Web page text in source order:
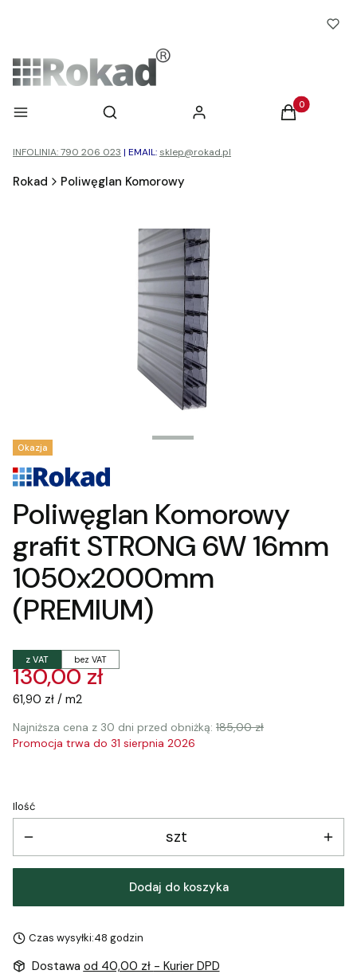
Menu Otwórz wyszukiwarkę
Szukaj Zaloguj się Produkty w
Koszyk
INFOLINIA: 790 206 023 | EMAIL: sklep@rokad.pl
Rokad Poliwęglan Komorowy
Tagi produktu
Okazja
Poliwęglan Komorowy
grafit STRONG 6W 16mm
1050x2000mm
(PREMIUM)
z VAT bez VAT
130,00 zł
61,90 zł / m2
Najniższa cena z 30 dni przed obniżką: 185,00 zł
Promocja trwa do 31 sierpnia 2026
Ilość
szt
Dodaj do koszyka
Czas wysyłki:48 godzin
Dostawa od 40,00 zł - Kurier DPD